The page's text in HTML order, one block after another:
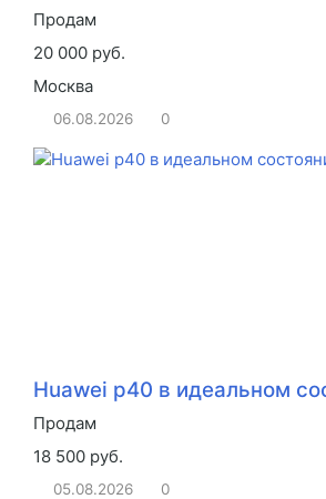
Продам
20 000 руб.
Москва
06.08.2026 0
Huawei p40 в идеальном
Продам
18 500 руб.
05.08.2026 0